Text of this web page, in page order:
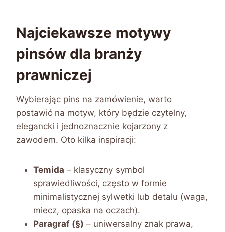
Najciekawsze motywy
pinsów dla branży
prawniczej
Wybierając pins na zamówienie, warto
postawić na motyw, który będzie czytelny,
elegancki i jednoznacznie kojarzony z
zawodem. Oto kilka inspiracji:
Temida – klasyczny symbol
sprawiedliwości, często w formie
minimalistycznej sylwetki lub detalu (waga,
miecz, opaska na oczach).
Paragraf (§) – uniwersalny znak prawa,